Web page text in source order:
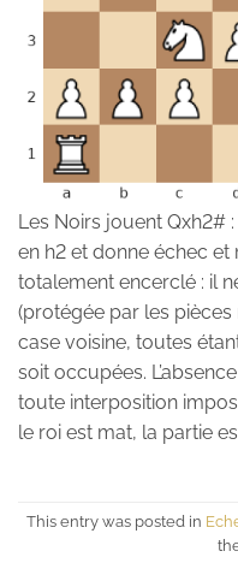
Les Noirs jouent Qxh2#
en h2 et donne échec et
totalement encerclé : il
(protégée par les pièces
case voisine, toutes
soit occupées.
toute interposition
le roi est mat, la partie
This entry was posted in